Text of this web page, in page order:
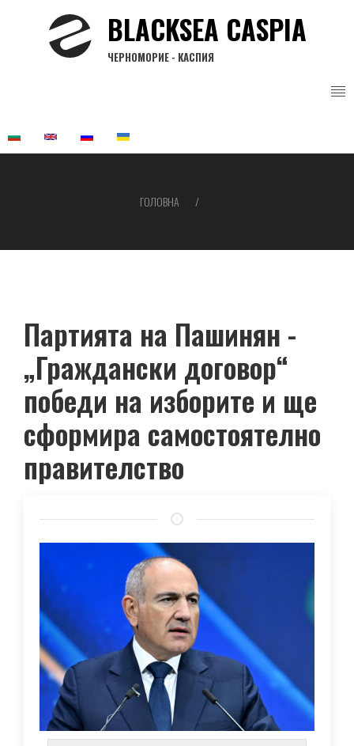
BLACKSEA CASPIA
ЧЕРНОМОРИЕ - КАСПИЯ
навіґації
ГОЛОВНА
Партията на Пашинян -
„Граждански договор“
победи на изборите и ще
сформира самостоятелно
правителство